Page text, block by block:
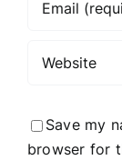
Save my
browser for